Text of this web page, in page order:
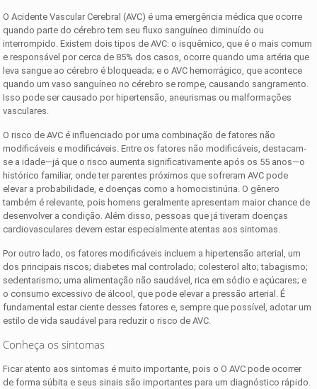
O Acidente Vascular Cerebral (AVC) é uma emergência médica que ocorre
quando parte do cérebro tem seu fluxo sanguíneo diminuído ou
interrompido. Existem dois tipos de AVC: o isquêmico, que é o mais comum
e responsável por cerca de 85% dos casos, ocorre quando uma artéria que
leva sangue ao cérebro é bloqueada; e o AVC hemorrágico, que acontece
quando um vaso sanguíneo no cérebro se rompe, causando sangramento.
Isso pode ser causado por hipertensão, aneurismas ou malformações
vasculares.
O risco de AVC é influenciado por uma combinação de fatores não
modificáveis e modificáveis. Entre os fatores não modificáveis, destacam-
se a idade—já que o risco aumenta significativamente após os 55 anos—o
histórico familiar, onde ter parentes próximos que sofreram AVC pode
elevar a probabilidade, e doenças como a homocistinúria. O gênero
também é relevante, pois homens geralmente apresentam maior chance de
desenvolver a condição. Além disso, pessoas que já tiveram doenças
cardiovasculares devem estar especialmente atentas aos sintomas.
Por outro lado, os fatores modificáveis incluem a hipertensão arterial, um
dos principais riscos; diabetes mal controlado; colesterol alto; tabagismo;
sedentarismo; uma alimentação não saudável, rica em sódio e açúcares; e
o consumo excessivo de álcool, que pode elevar a pressão arterial. É
fundamental estar ciente desses fatores e, sempre que possível, adotar um
estilo de vida saudável para reduzir o risco de AVC.
Conheça os sintomas
Ficar atento aos sintomas é muito importante, pois o O AVC pode ocorrer
de forma súbita e seus sinais são importantes para um diagnóstico rápido.